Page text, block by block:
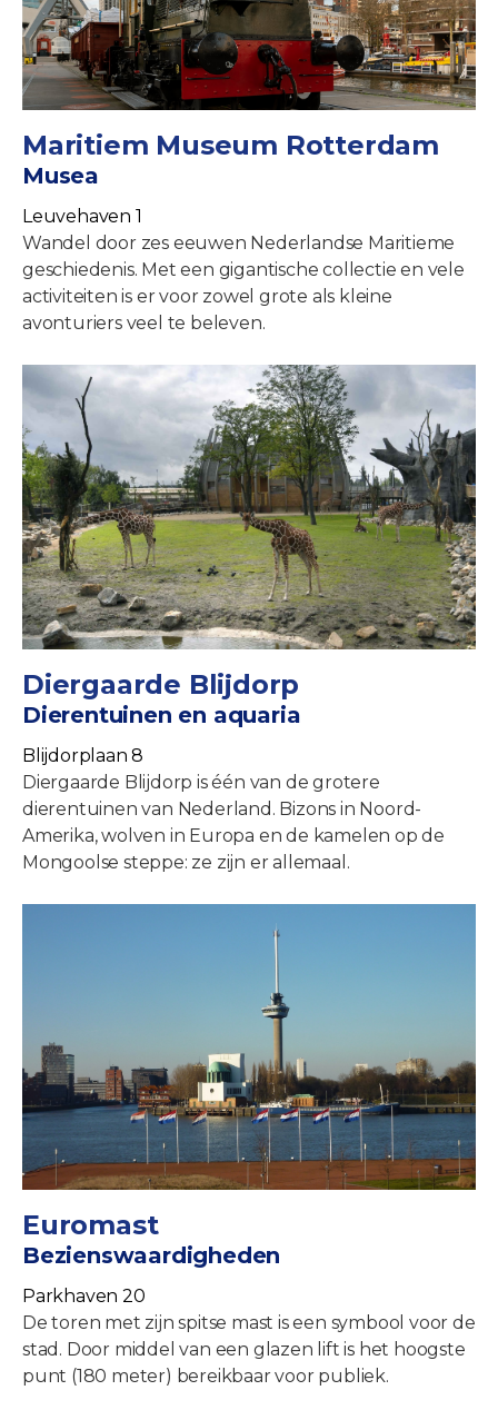
Maritiem Museum Rotterdam
Musea
Leuvehaven 1
Wandel door zes eeuwen Nederlandse Maritieme
geschiedenis. Met een gigantische collectie en vele
activiteiten is er voor zowel grote als kleine
avonturiers veel te beleven.
Diergaarde Blijdorp
Dierentuinen en aquaria
Blijdorplaan 8
Diergaarde Blijdorp is één van de grotere
dierentuinen van Nederland. Bizons in Noord-
Amerika, wolven in Europa en de kamelen op de
Mongoolse steppe: ze zijn er allemaal.
Euromast
Bezienswaardigheden
Parkhaven 20
De toren met zijn spitse mast is een symbool voor de
stad. Door middel van een glazen lift is het hoogste
punt (180 meter) bereikbaar voor publiek.